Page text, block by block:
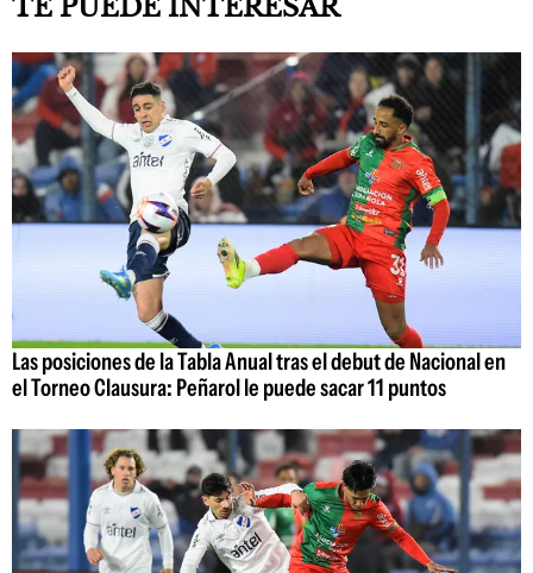
TE PUEDE INTERESAR
Las posiciones de la Tabla Anual tras el debut de Nacional en
el Torneo Clausura: Peñarol le puede sacar 11 puntos